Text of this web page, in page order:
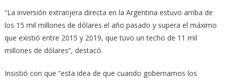
“La inversión extranjera directa en la Argentina estuvo arriba de
los 15 mil millones de dólares el año pasado y supera el máximo
que existió entre 2015 y 2019, que tuvo un techo de 11 mil
millones de dólares”, destacó.
Insistió con que “esta idea de que cuando gobernamos los